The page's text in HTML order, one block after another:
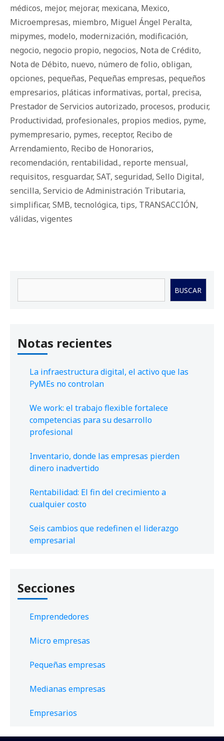
médicos, mejor, mejorar, mexicana, Mexico,
Microempresas, miembro, Miguel Ángel Peralta,
mipymes, modelo, modernización, modificación,
negocio, negocio propio, negocios, Nota de Crédito,
Nota de Débito, nuevo, número de folio, obligan,
opciones, pequeñas, Pequeñas empresas, pequeños
empresarios, pláticas informativas, portal, precisa,
Prestador de Servicios autorizado, procesos, producir,
Productividad, profesionales, propios medios, pyme,
pymempresario, pymes, receptor, Recibo de
Arrendamiento, Recibo de Honorarios,
recomendación, rentabilidad., reporte mensual,
requisitos, resguardar, SAT, seguridad, Sello Digital,
sencilla, Servicio de Administración Tributaria,
simplificar, SMB, tecnológica, tips, TRANSACCIÓN,
válidas, vigentes
BUSCAR
Notas recientes
La infraestructura digital, el activo que las
PyMEs no controlan
We work: el trabajo flexible fortalece
competencias para su desarrollo
profesional
Inventario, donde las empresas pierden
dinero inadvertido
Rentabilidad: El fin del crecimiento a
cualquier costo
Seis cambios que redefinen el liderazgo
empresarial
Secciones
Emprendedores
Micro empresas
Pequeñas empresas
Medianas empresas
Empresarios